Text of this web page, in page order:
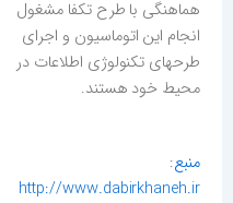
هماهنگی با طرح تکفا مشغول
انجام این اتوماسیون و اجرای
طرحهای تکنولوژی اطلاعات در
محیط خود هستند.
منبع:
http://www.dabirkhaneh.ir